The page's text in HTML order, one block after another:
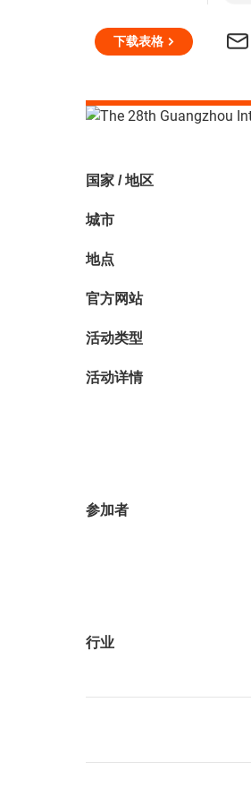
下载表格
国家 / 地区
城市
地点
官方网站
活动类型
活动详情
参加者
行业